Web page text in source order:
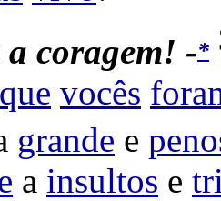
a coragem! -*
que vocês
grande e
a insultos e